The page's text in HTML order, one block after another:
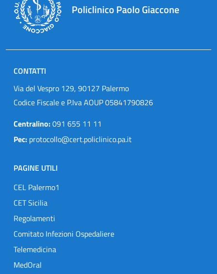
Policlinico Paolo Giaccone
CONTATTI
Via del Vespro 129, 90127 Palermo
Codice Fiscale e P.Iva AOUP 05841790826
Centralino:091 655 11 11
Pec: protocollo@cert.policlinico.pa.it
PAGINE UTILI
CEL Palermo1
CET Sicilia
Regolamenti
Comitato Infezioni Ospedaliere
Telemedicina
MedOral